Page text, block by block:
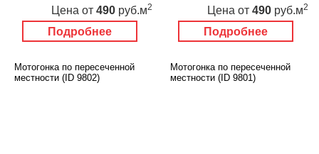
Подробнее
Цена от 490 руб.м2
Подробнее
Цена от 490 руб.м2
Мотогонка по пересеченной
местности (ID 9802)
Мотогонка по пересеченной
местности (ID 9801)